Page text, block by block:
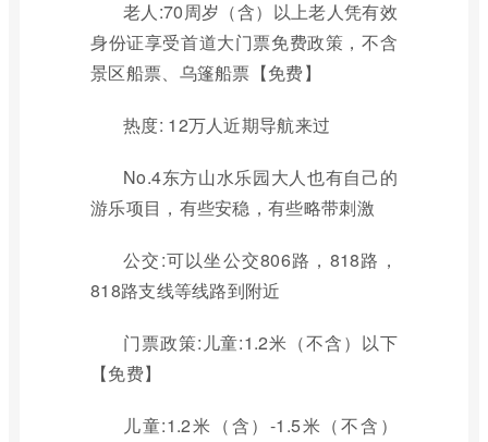
老人:70周岁（含）以上老人凭有效
身份证享受首道大门票免费政策，不含
景区船票、乌篷船票【免费】
热度: 12万人近期导航来过
No.4东方山水乐园大人也有自己的
游乐项目，有些安稳，有些略带刺激
公交:可以坐公交806路，818路，
818路支线等线路到附近
门票政策:儿童:1.2米（不含）以下
【免费】
儿童:1.2米（含）-1.5米（不含）